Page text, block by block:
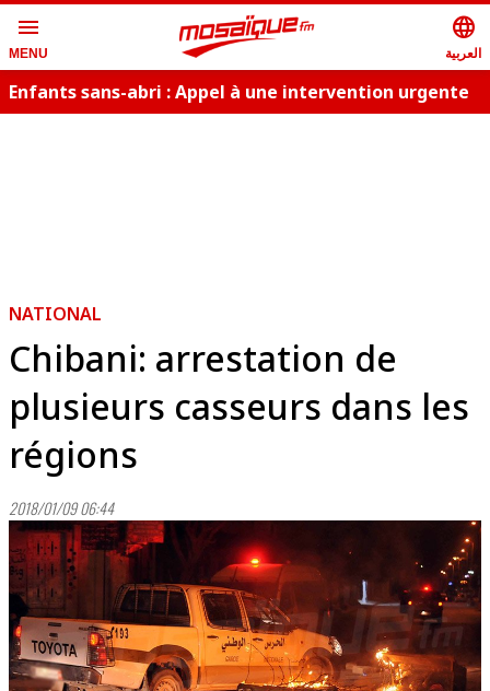
menu
MENU
language
العربية
Enfants sans-abri : Appel à une intervention urgente
NATIONAL
Chibani: arrestation de
plusieurs casseurs dans les
régions
2018/01/09 06:44